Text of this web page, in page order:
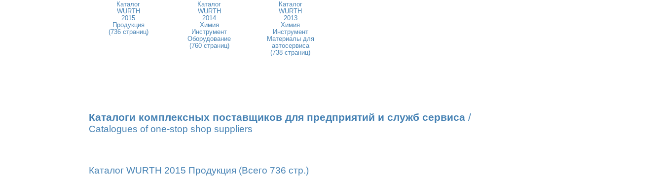
Каталог
WURTH
2015
Продукция
(736 страниц)
Каталог
WURTH
2014
Химия
Инструмент
Оборудование
(760 страниц)
Каталог
WURTH
2013
Химия
Инструмент
Материалы для
автосервиса
(738 страниц)
Каталоги комплексных поставщиков для предприятий и служб сервиса /
Catalogues of one-stop shop suppliers
Каталог WURTH 2015 Продукция (Всего 736 стр.)